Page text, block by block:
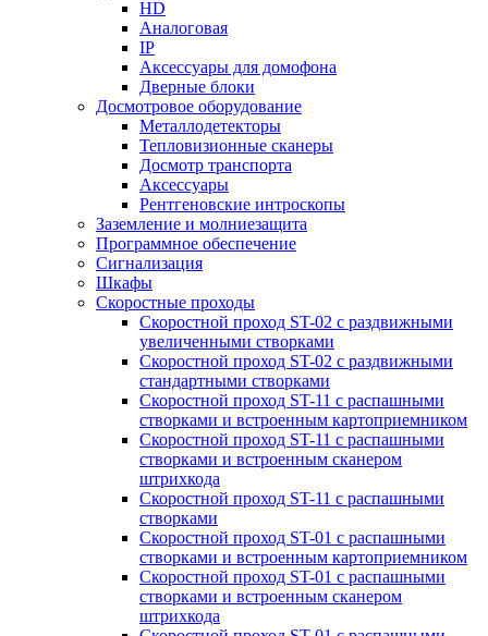
HD
Аналоговая
IP
Аксессуары для домофона
Дверные блоки
Досмотровое оборудование
Металлодетекторы
Тепловизионные сканеры
Досмотр транспорта
Аксессуары
Рентгеновские интроскопы
Заземление и молниезащита
Программное обеспечение
Сигнализация
Шкафы
Скоростные проходы
Скоростной проход ST-02 с раздвижными
увеличенными створками
Скоростной проход ST-02 с раздвижными
стандартными створками
Скоростной проход ST-11 с распашными
створками и встроенным картоприемником
Скоростной проход ST-11 с распашными
створками и встроенным сканером
штрихкода
Скоростной проход ST-11 с распашными
створками
Скоростной проход ST-01 с распашными
створками и встроенным картоприемником
Скоростной проход ST-01 с распашными
створками и встроенным сканером
штрихкода